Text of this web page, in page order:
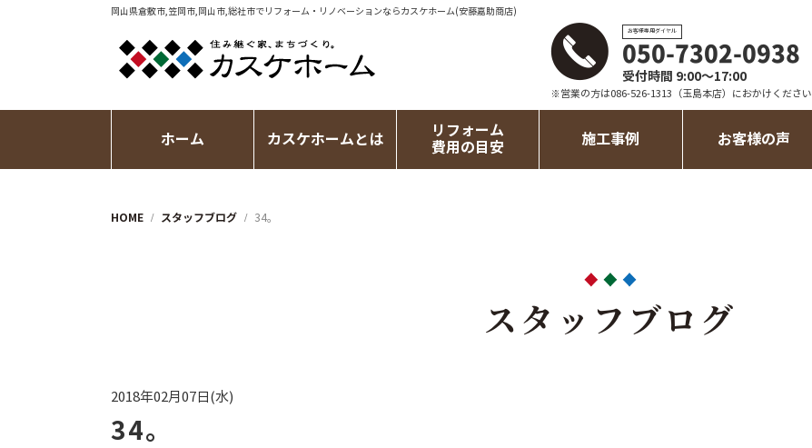
岡山県倉敷市,笠岡市,岡山市,総社市でリフォーム・リノベーションならカスケホーム(安藤嘉助商店)
お客様専用ダイヤル
050-7302-0938
受付時間 9:00～17:00
※営業の方は086-526-1313（玉島本店）におかけください
ホーム カスケホームとは
リフォーム
費用の目安
施工事例 お客様の声
HOME スタッフブログ 34。
スタッフブログ
2018年02月07日(水)
34。